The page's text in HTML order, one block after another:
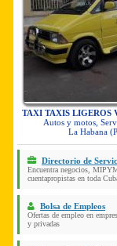
TAXI TAXIS LIGEROS
Autos y motos,
La Habana
Directorio de
Encuentra negocios,
cuentapropistas en toda
Bolsa de Empleos
Ofertas de empleo en
y privadas